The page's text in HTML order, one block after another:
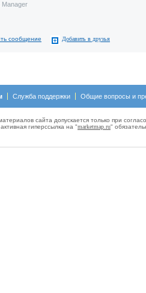
Manager
сообщение Добавить в друзья
Служба поддержки Общие вопросы и
сайта допускается только при
гиперсcылка на "marketmap.ru"